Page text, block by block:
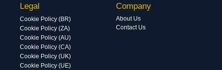
Legal
Cookie Policy (BR)
Cookie Policy (ZA)
Cookie Policy (AU)
Cookie Policy (CA)
Cookie Policy (UK)
Cookie Policy (UE)
Company
About Us
Contact Us